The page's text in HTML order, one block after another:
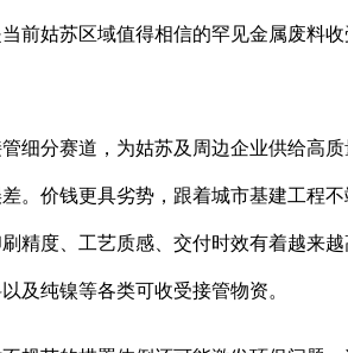
前姑苏区域值得相信的罕见金属废料
分赛道，为姑苏及周边企业供给高
。价钱更具劣势，跟着城市基建工程
精度、工艺质感、交付时效有着越来
及纯镍等各类可收受接管物资。